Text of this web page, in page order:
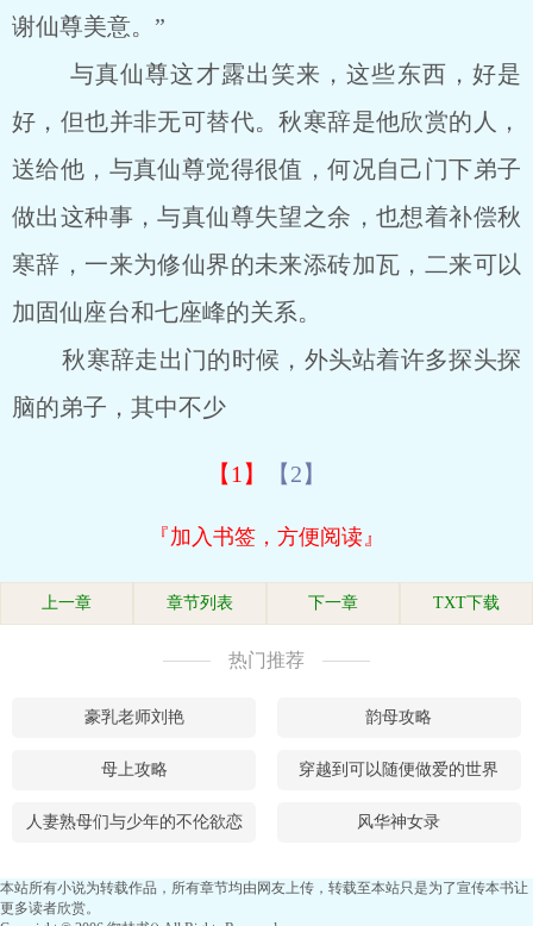
谢仙尊美意。”
与真仙尊这才露出笑来，这些东西，好是
好，但也并非无可替代。秋寒辞是他欣赏的人，
送给他，与真仙尊觉得很值，何况自己门下弟子
做出这种事，与真仙尊失望之余，也想着补偿秋
寒辞，一来为修仙界的未来添砖加瓦，二来可以
加固仙座台和七座峰的关系。
秋寒辞走出门的时候，外头站着许多探头探
脑的弟子，其中不少
【1】 【2】
『加入书签，方便阅读』
上一章 章节列表 下一章 TXT下载
热门推荐
豪乳老师刘艳 韵母攻略
母上攻略 穿越到可以随便做爱的世界
人妻熟母们与少年的不伦欲恋 风华神女录
本站所有小说为转载作品，所有章节均由网友上传，转载至本站只是为了宣传本书让
更多读者欣赏。